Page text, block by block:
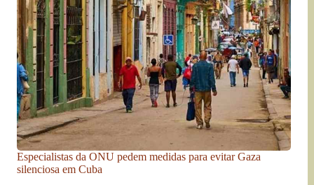
Especialistas da ONU pedem medidas para evitar Gaza
silenciosa em Cuba